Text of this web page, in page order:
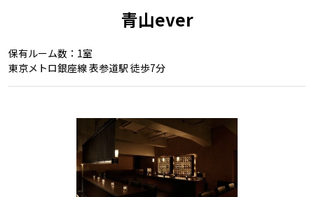
青山ever
保有ルーム数：1室
東京メトロ銀座線 表参道駅 徒歩7分